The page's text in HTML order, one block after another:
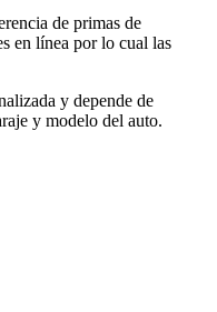
de primas de
en línea por lo cual las
y depende de
y modelo del auto.